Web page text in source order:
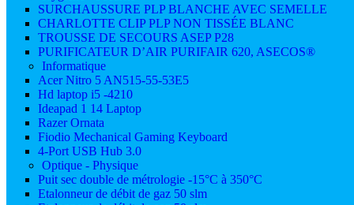
SURCHAUSSURE PLP BLANCHE AVEC SEMELLE
CHARLOTTE CLIP PLP NON TISSÉE BLANC
TROUSSE DE SECOURS ASEP P28
PURIFICATEUR D’AIR PURIFAIR 620, ASECOS®
Informatique
Acer Nitro 5 AN515-55-53E5
Hd laptop i5 -4210
Ideapad 1 14 Laptop
Razer Ornata
Fiodio Mechanical Gaming Keyboard
4-Port USB Hub 3.0
Optique - Physique
Puit sec double de métrologie -15°C à 350°C
Etalonneur de débit de gaz 50 slm